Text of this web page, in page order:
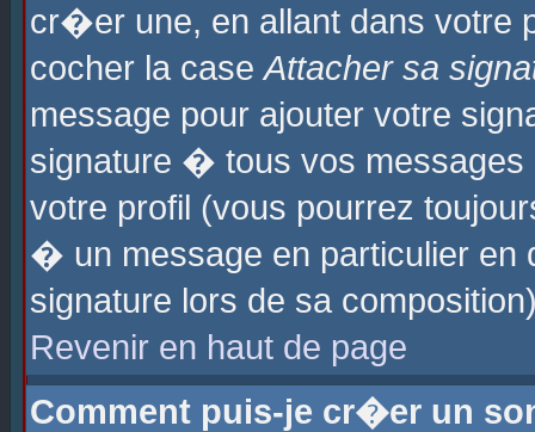
cr�er une, en allant dans
cocher la caseAttacher sa
message pour ajouter votre
signature � tous vos
votre profil (vous pourrez
� un message en particulier
signature lors de sa
Revenir en haut de page
Comment puis-je cr�er un